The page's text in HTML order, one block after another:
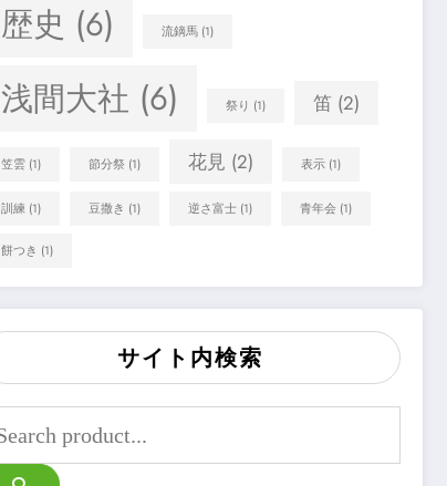
歴史 (6) 流鏑馬 (1)
浅間大社 (6) 祭り (1) 笛 (2)
笠雲 (1) 節分祭 (1) 花見 (2) 表示 (1)
訓練 (1) 豆撒き (1) 逆さ富士 (1) 青年会 (1)
餅つき (1)
サイト内検索